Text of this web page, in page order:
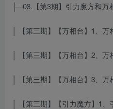
├─03.【第3期】引力魔方和万
│ 【第三期】【万相台】1、
│ 【第三期】【万相台】2、
│ 【第三期】【万相台】3、
│ 【第三期】【引力魔方】1